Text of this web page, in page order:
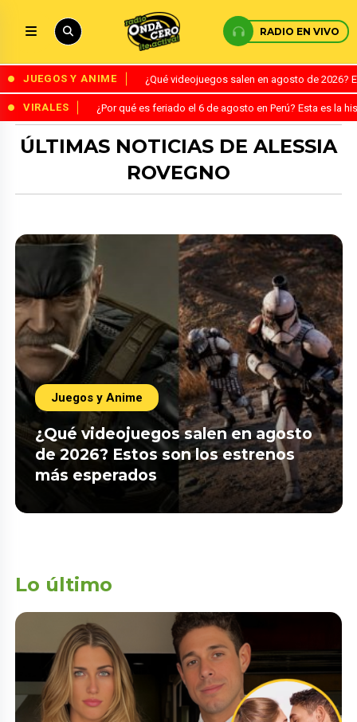
RADIO EN VIVO
JUEGOS Y ANIME ¿Qué videojuegos salen en agosto de
VIRALES ¿Por qué es feriado el 6 de agosto en Perú? Esta es la
ÚLTIMAS NOTICIAS DE ALESSIA
ROVEGNO
Juegos y Anime
¿Qué videojuegos salen en agosto
de 2026? Estos son los estrenos
más esperados
Lo último